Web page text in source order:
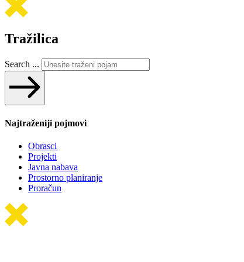
Tražilica
Search ...
Najtraženiji pojmovi
Obrasci
Projekti
Javna nabava
Prostorno planiranje
Proračun